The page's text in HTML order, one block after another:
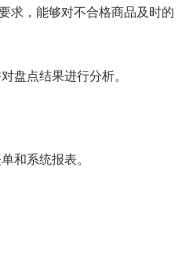
求，能够对不合格商品及时的
盘点结果进行分析。
和系统报表。